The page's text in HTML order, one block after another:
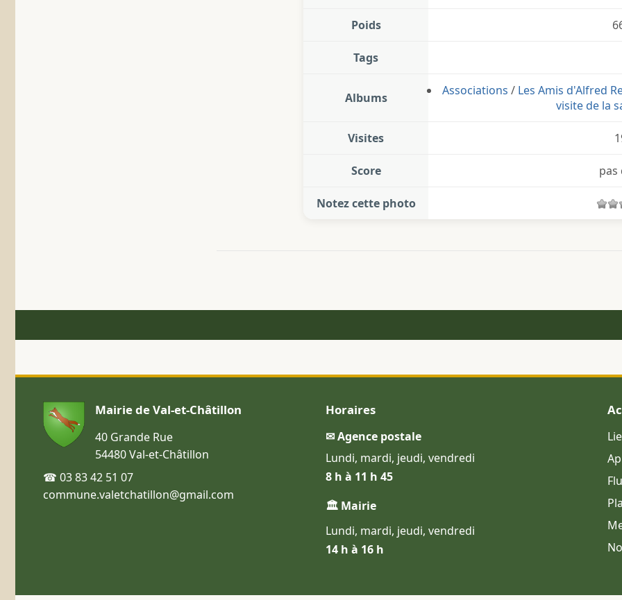
Poids
Tags
Albums Associations / Les Amis d'Alfred
visite de la
Visites
Score pas
Notez cette photo
Mairie de Val-et-Châtillon
40 Grande Rue
54480 Val-et-Châtillon
☎ 03 83 42 51 07
commune.valetchatillon@gmail.com
Horaires
✉ Agence postale
Lundi, mardi, jeudi, vendredi
8 h à 11 h 45
🏛 Mairie
Lundi, mardi, jeudi, vendredi
14 h à 16 h